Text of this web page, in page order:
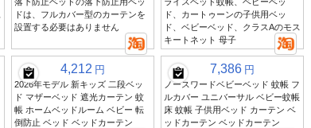
ドは、フルカバー型のカーテンを
設置する必要はありません
ド、カートゥーンの子供用ベッ
ド、ベビーベッド、クラスAのモス
キートネット 母子
4,212 円
2026年モデル 新キッズ 二段ベッ
ド マザーベッド 遮光カーテン 蚊
帳 ホームベッドルーム ベビー 転
倒防止 ベッド ベッドカーテン
7,386 円
ノースワードベビーベッド 蚊帳 フ
ルカバー ユニバーサル ベビー蚊帳
床 蚊帳 子供用ベッド カーテン ベ
ッドカーテン ベッドカーテン